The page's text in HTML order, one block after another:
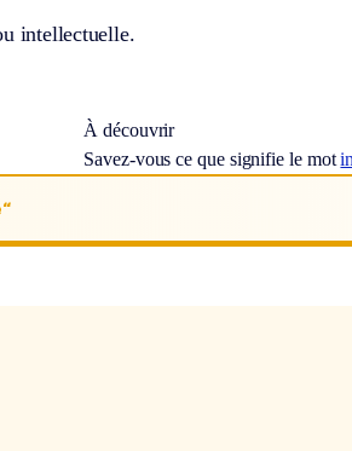
intellectuelle.
À découvrir
Savez-vous ce que signifie le mot